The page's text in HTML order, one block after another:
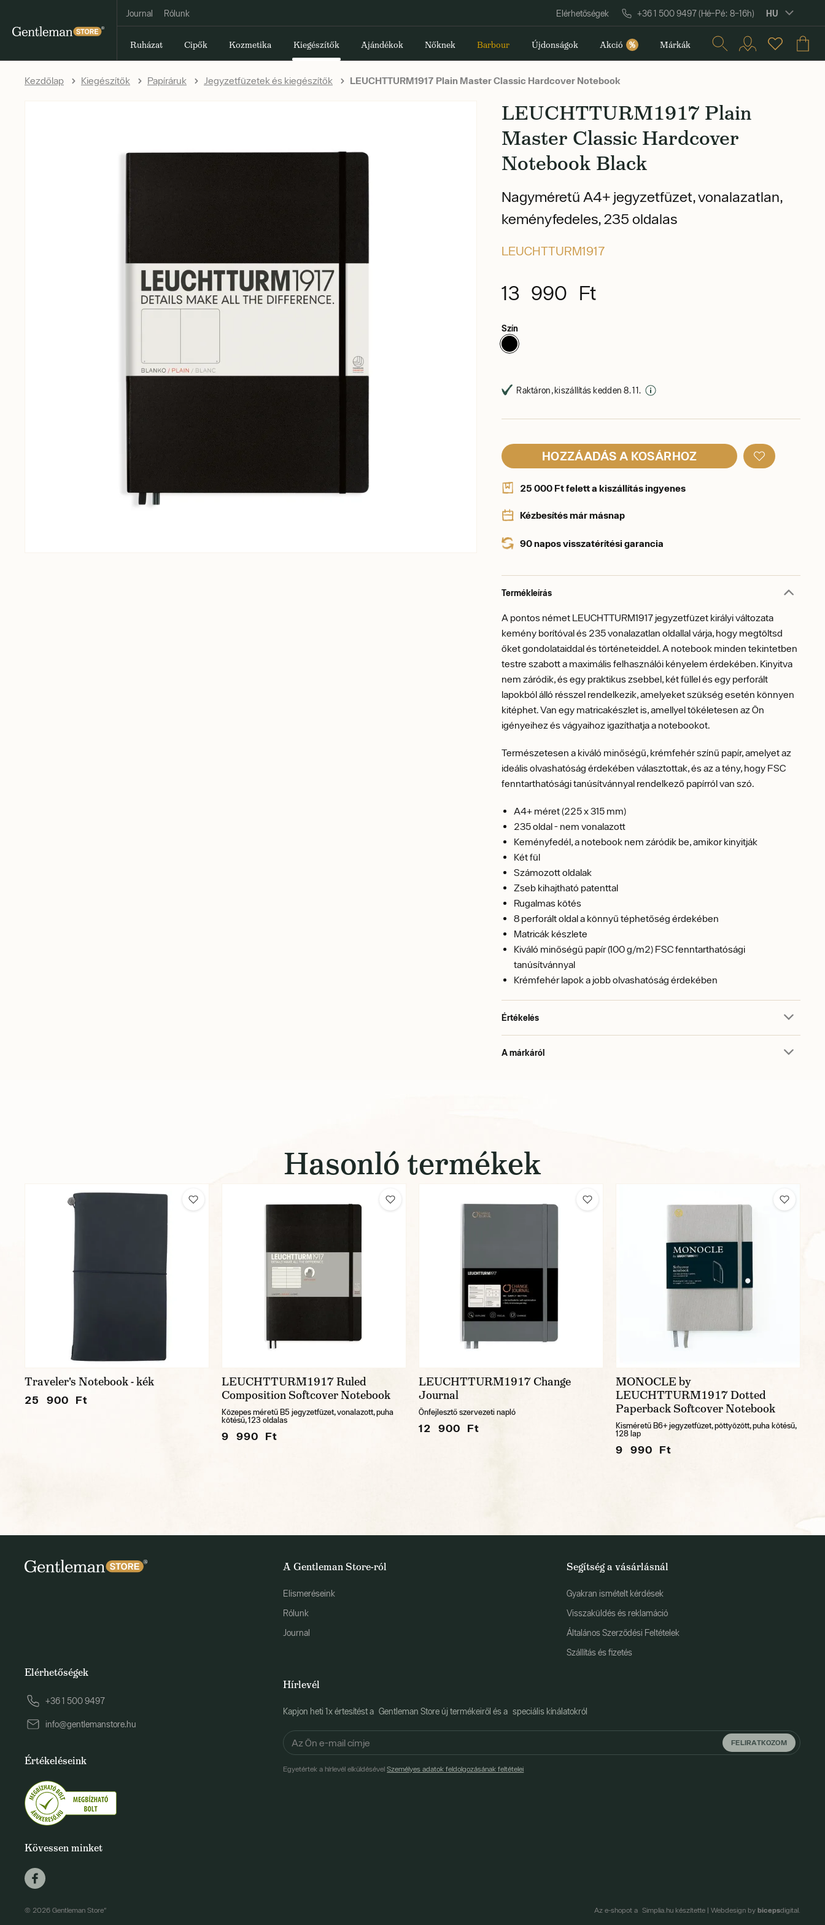
Journal Rólunk Elérhetőségek +36 1 500 9497 (Hé–Pé: 8–16h) HU
Ruházat Cipők Kozmetika Kiegészítők Ajándékok Nőknek Barbour Újdonságok Akció % Márkák
Kezdőlap Kiegészítők Papíráruk Jegyzetfüzetek és kiegészítők LEUCHTTURM1917 Plain Master Classic Hardcover Notebook
LEUCHTTURM1917 Plain
Master Classic Hardcover
Notebook Black
Nagyméretű A4+ jegyzetfüzet, vonalazatlan,
keményfedeles, 235 oldalas
LEUCHTTURM1917
13 990 Ft
Szín
Raktáron, kiszállítás kedden 8. 11.
HOZZÁADÁS A KOSÁRHOZ
25 000 Ft felett a kiszállítás ingyenes
Kézbesítés már másnap
90 napos visszatérítési garancia
Termékleírás
A pontos német LEUCHTTURM1917 jegyzetfüzet királyi változata
kemény borítóval és 235 vonalazatlan oldallal várja, hogy megtöltsd
őket gondolataiddal és történeteiddel. A notebook minden tekintetben
testre szabott a maximális felhasználói kényelem érdekében. Kinyitva
nem záródik, és egy praktikus zsebbel, két füllel és egy perforált
lapokból álló résszel rendelkezik, amelyeket szükség esetén könnyen
kitéphet. Van egy matricakészlet is, amellyel tökéletesen az Ön
igényeihez és vágyaihoz igazíthatja a notebookot.
Természetesen a kiváló minőségű, krémfehér színű papír, amelyet az
ideális olvashatóság érdekében választottak, és az a tény, hogy FSC
fenntarthatósági tanúsítvánnyal rendelkező papírról van szó.
A4+ méret (225 x 315 mm)
235 oldal - nem vonalazott
Keményfedél, a notebook nem záródik be, amikor kinyitják
Két fül
Számozott oldalak
Zseb kihajtható patenttal
Rugalmas kötés
8 perforált oldal a könnyű téphetőség érdekében
Matricák készlete
Kiváló minőségű papír (100 g/m2) FSC fenntarthatósági
tanúsítvánnyal
Krémfehér lapok a jobb olvashatóság érdekében
Értékelés
A márkáról
Hasonló termékek
Traveler's Notebook - kék
25 900 Ft
LEUCHTTURM1917 Ruled
Composition Softcover Notebook
Közepes méretű B5 jegyzetfüzet, vonalazott, puha
kötésű, 123 oldalas
9 990 Ft
LEUCHTTURM1917 Change
Journal
Önfejlesztő szervezeti napló
12 900 Ft
MONOCLE by
LEUCHTTURM1917 Dotted
Paperback Softcover Notebook
Kisméretű B6+ jegyzetfüzet, pöttyözött, puha kötésű,
128 lap
9 990 Ft
A Gentleman Store-ról
Elismeréseink
Rólunk
Journal
Segítség a vásárlásnál
Gyakran ismételt kérdések
Visszaküldés és reklamáció
Általános Szerződési Feltételek
Szállítás és fizetés
Hírlevél
Kapjon heti 1x értesítést a Gentleman Store új termékeiről és a speciális kínálatokról
FELIRATKOZOM
Egyetértek a hírlevél elküldésévelSzemélyes adatok feldolgozásának feltételei
Elérhetőségek
+36 1 500 9497
info@gentlemanstore.hu
Értékeléseink
Kövessen minket
© 2026 Gentleman Store" Az e-shopot a Simplia.hu készítette | Webdesign by bicepsdigital.